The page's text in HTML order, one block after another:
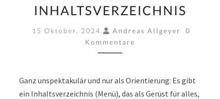
INHALTSVERZEICHNIS
15 Oktober, 2024 Andreas Allgeyer
0
Kommentare
Ganz unspektakulär und nur als Orientierung: Es gibt
ein Inhaltsverzeichnis (Menü), das als Gerüst für alles,